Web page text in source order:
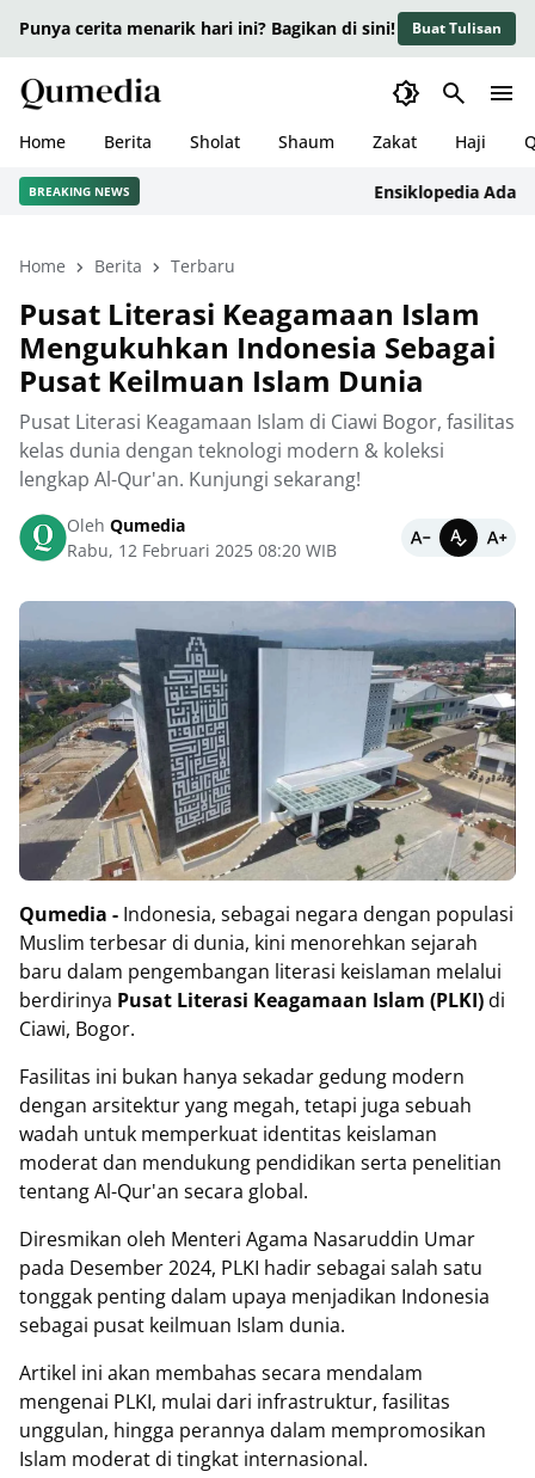
Punya cerita menarik hari ini? Bagikan di sini! Buat Tulisan
Home Berita Sholat Shaum Zakat Haji
BREAKING NEWS Ensiklopedia Adab
Home Berita Terbaru
Pusat Literasi Keagamaan Islam
Mengukuhkan Indonesia Sebagai
Pusat Keilmuan Islam Dunia
Pusat Literasi Keagamaan Islam di Ciawi Bogor, fasilitas
kelas dunia dengan teknologi modern & koleksi
lengkap Al-Qur'an. Kunjungi sekarang!
Oleh Qumedia
Rabu, 12 Februari 2025 08:20 WIB
Qumedia - Indonesia, sebagai negara dengan populasi
Muslim terbesar di dunia, kini menorehkan sejarah
baru dalam pengembangan literasi keislaman melalui
berdirinya Pusat Literasi Keagamaan Islam (PLKI)di
Ciawi, Bogor.
Fasilitas ini bukan hanya sekadar gedung modern
dengan arsitektur yang megah, tetapi juga sebuah
wadah untuk memperkuat identitas keislaman
moderat dan mendukung pendidikan serta penelitian
tentang Al-Qur'an secara global.
Diresmikan oleh Menteri Agama Nasaruddin Umar
pada Desember 2024, PLKI hadir sebagai salah satu
tonggak penting dalam upaya menjadikan Indonesia
sebagai pusat keilmuan Islam dunia.
Artikel ini akan membahas secara mendalam
mengenai PLKI, mulai dari infrastruktur, fasilitas
unggulan, hingga perannya dalam mempromosikan
Islam moderat di tingkat internasional.